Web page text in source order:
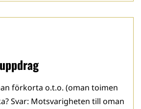
förkorta o.t.o. (oman toimen
Svar: Motsvarigheten till oman